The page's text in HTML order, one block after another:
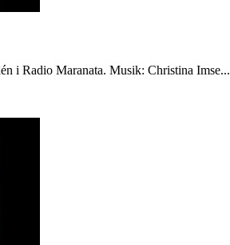
i Radio Maranata. Musik: Christina Imse...